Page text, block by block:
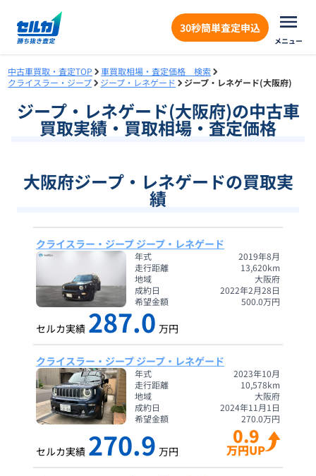
30秒簡単査定申込
メニュー
中古車買取・査定TOP
車買取相場・査定価格 検索
クライスラー・ジープ
ジープ・レネゲード ジープ・レネゲード(大阪府)
ジープ・レネゲード(大阪府)の中古車
買取実績・買取相場・査定価格
大阪府ジープ・レネゲードの買取実
績
クライスラー・ジープ ジープ・レネゲード
年式
2019年8月
走行距離
13,620km
地域
大阪府
成約日
2022年2月28日
希望金額
500.0万円
セルカ実績 287.0 万円
クライスラー・ジープ ジープ・レネゲード
年式
2023年10月
走行距離
10,578km
地域
大阪府
成約日
2024年11月1日
希望金額
270.0万円
セルカ実績 270.9 万円
0.9
万円UP